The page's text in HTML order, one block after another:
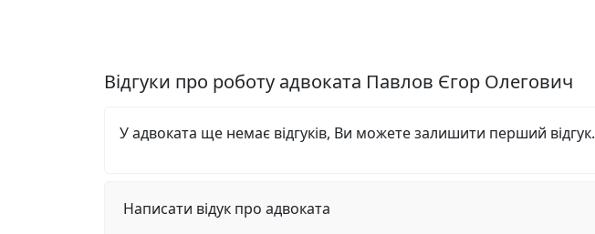
Відгуки про роботу адвоката Павлов Єгор Олегович
У адвоката ще немає відгуків, Ви можете залишити перший відгук.
Написати відук про адвоката